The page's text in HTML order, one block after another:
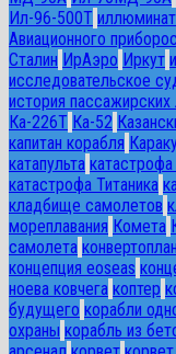
Ил-96-500Т
Авиационного
Сталин ИрАэро Иркут
исследовательское
история пассажирских
Ка-226Т Ка-52
капитан корабля
катапульта
катастрофа Титаника
кладбище самолетов
мореплавания Комета
самолета конвертоплан
концепция eoseas
ноева ковчега коптер
будущего корабли
охраны корабль из